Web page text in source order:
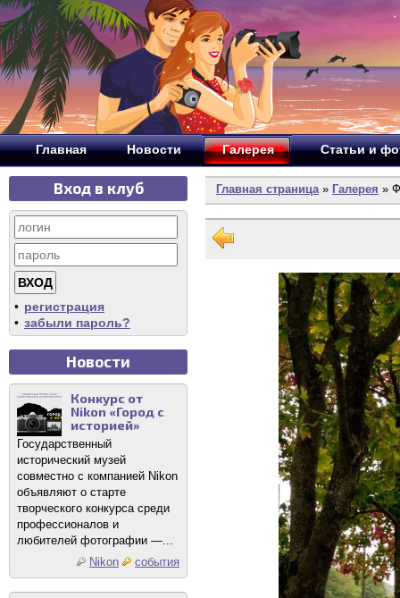
Главная Новости Галерея Статьи и
Вход в клуб
• регистрация
• забыли пароль?
Новости
Конкурс от
Nikon «Город с
историей»
Государственный
исторический музей
совместно с компанией Nikon
объявляют о старте
творческого конкурса среди
профессионалов и
любителей фотографии —...
Nikon
события
Главная страница» Галерея »